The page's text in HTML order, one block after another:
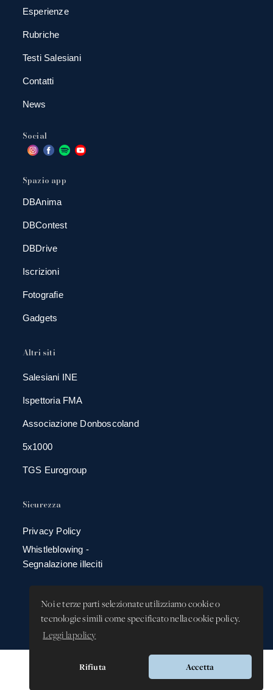
Noi e terze parti selezionate utilizziamo cookie o
tecnologie simili come specificato nella cookie policy.
Leggi la policy
Rifiuta Accetta
Esperienze
Rubriche
Testi Salesiani
Contatti
News
Social
Spazio app
DBAnima
DBContest
DBDrive
Iscrizioni
Fotografie
Gadgets
Altri siti
Salesiani INE
Ispettoria FMA
Associazione Donboscoland
5x1000
TGS Eurogroup
Sicurezza
Privacy Policy
Whistleblowing -
Segnalazione illeciti
Versione app: 3.64.2 (18ea8745)